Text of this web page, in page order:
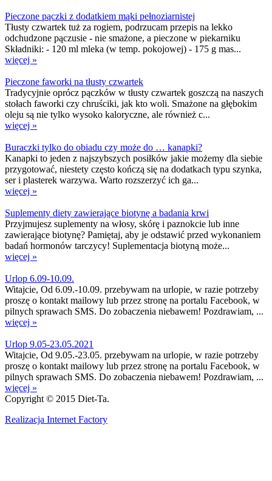
Pieczone pączki z dodatkiem mąki pełnoziarnistej
Tłusty czwartek tuż za rogiem, podrzucam przepis na lekko
odchudzone pączusie - nie smażone, a pieczone w piekarniku
Składniki: - 120 ml mleka (w temp. pokojowej) - 175 g mas...
więcej »
Pieczone faworki na tłusty czwartek
Tradycyjnie oprócz pączków w tłusty czwartek goszczą na naszych
stołach faworki czy chruściki, jak kto woli. Smażone na głębokim
oleju są nie tylko wysoko kaloryczne, ale również c...
więcej »
Buraczki tylko do obiadu czy może do … kanapki?
Kanapki to jeden z najszybszych posiłków jakie możemy dla siebie
przygotować, niestety często kończą się na dodatkach typu szynka,
ser i plasterek warzywa. Warto rozszerzyć ich ga...
więcej »
Suplementy diety zawierające biotynę a badania krwi
Przyjmujesz suplementy na włosy, skórę i paznokcie lub inne
zawierające biotynę? Pamiętaj, aby je odstawić przed wykonaniem
badań hormonów tarczycy! Suplementacja biotyną może...
więcej »
Urlop 6.09-10.09.
Witajcie, Od 6.09.-10.09. przebywam na urlopie, w razie potrzeby
proszę o kontakt mailowy lub przez stronę na portalu Facebook, w
pilnych sprawach SMS. Do zobaczenia niebawem! Pozdrawiam, ...
więcej »
Urlop 9.05-23.05.2021
Witajcie, Od 9.05.-23.05. przebywam na urlopie, w razie potrzeby
proszę o kontakt mailowy lub przez stronę na portalu Facebook, w
pilnych sprawach SMS. Do zobaczenia niebawem! Pozdrawiam, ...
więcej »
Copyright © 2015 Diet-Ta.
Realizacja Internet Factory